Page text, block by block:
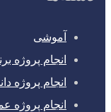
آموشی
انجام پروژه
انجام پروژه
انجام پروژه